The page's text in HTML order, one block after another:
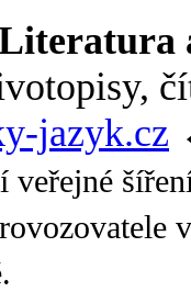
jazyk.cz